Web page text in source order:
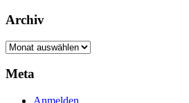
Archiv
Archiv
Meta